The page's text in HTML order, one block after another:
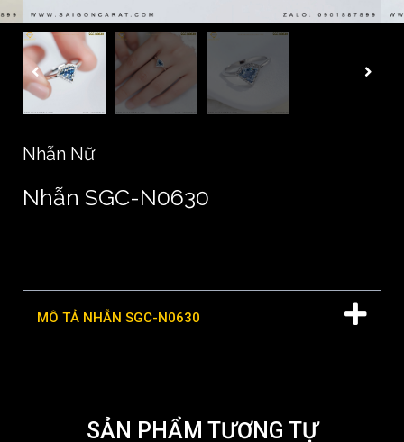
Nhẫn Nữ
Nhẫn SGC-N0630
MÔ TẢ NHẪN SGC-N0630
SẢN PHẨM TƯƠNG TỰ